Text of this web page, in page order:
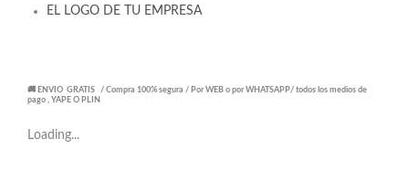
EL LOGO DE TU EMPRESA
🚚 ENVIO GRATIS / Compra 100% segura / Por WEB o por WHATSAPP/ todos los medios de
pago , YAPE O PLIN
Loading...